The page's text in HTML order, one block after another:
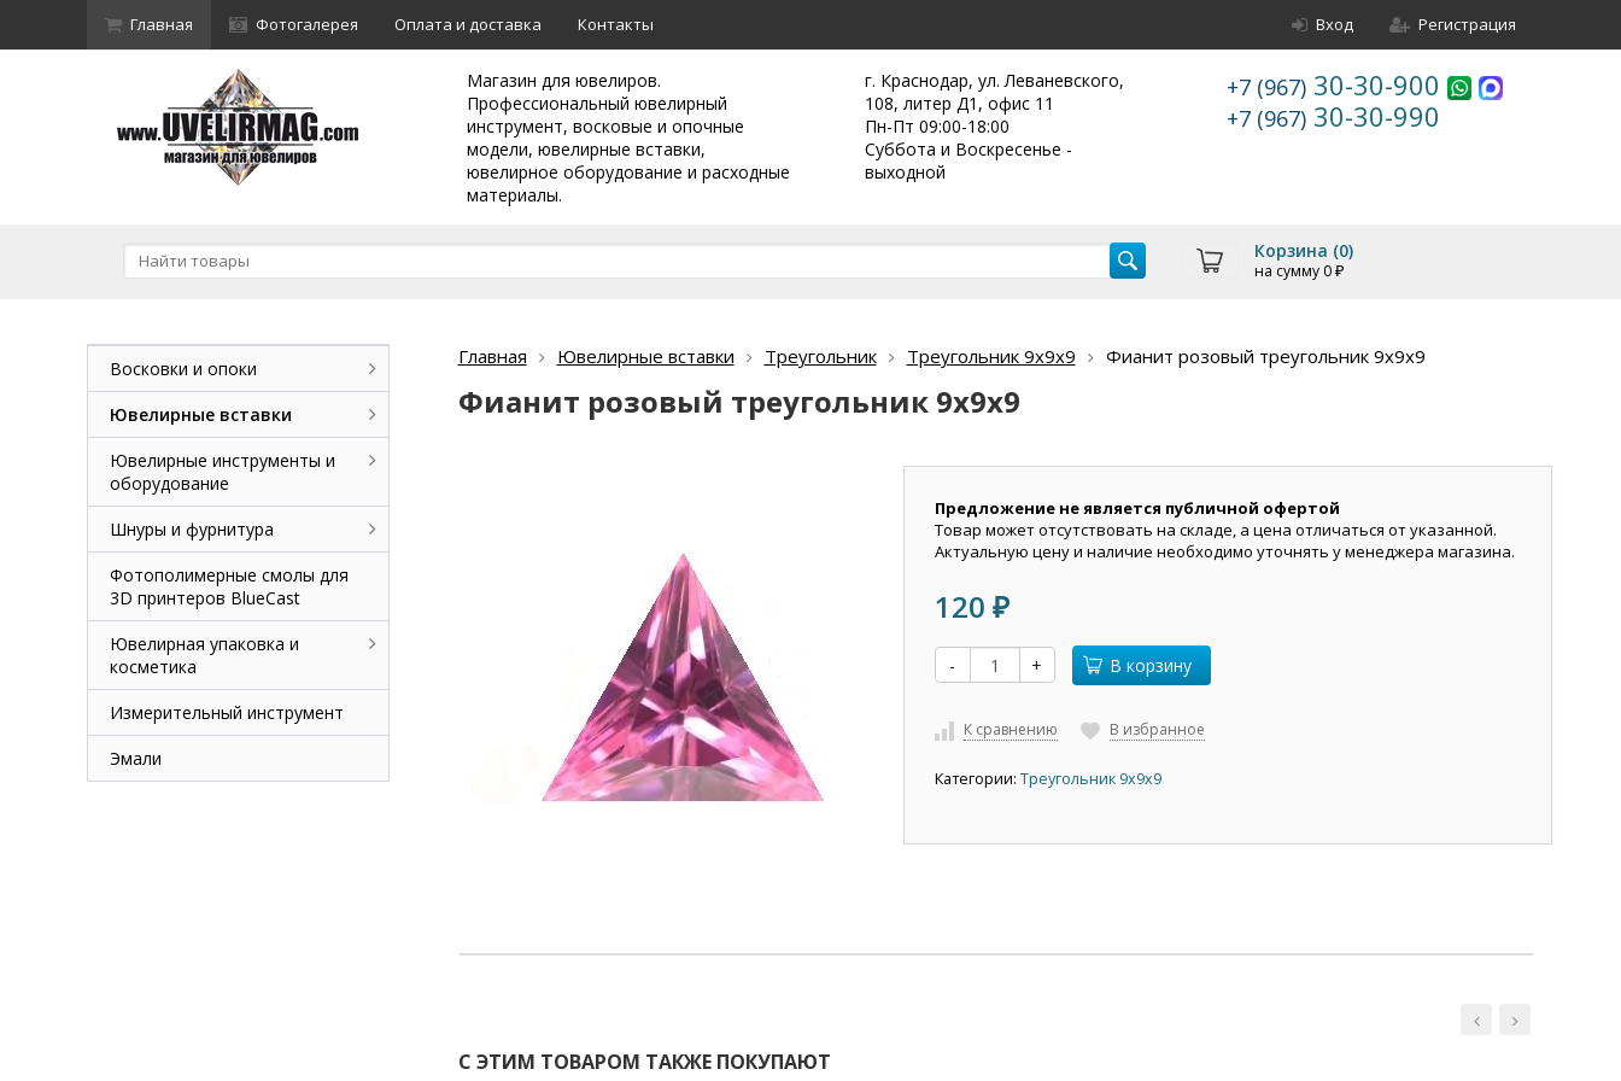
Главная Фотогалерея Оплата и доставка Контакты Вход Регистрация
Магазин для ювелиров.
Профессиональный ювелирный
инструмент, восковые и опочные
модели, ювелирные вставки,
ювелирное оборудование и расходные
материалы.
г. Краснодар, ул. Леваневского,
108, литер Д1, офис 11
Пн-Пт 09:00-18:00
Суббота и Воскресенье -
выходной
+7 (967) 30-30-900
+7 (967) 30-30-990
Корзина (0)
на сумму 0 ₽
Главная Ювелирные вставки Треугольник Треугольник 9х9х9 Фианит розовый треугольник 9х9х9
Фианит розовый треугольник 9х9х9
Предложение не является публичной офертой
Товар может отсутствовать на складе, а цена отличаться от указанной.
Актуальную цену и наличие необходимо уточнять у менеджера магазина.
120 ₽
- + В корзину
К сравнению В избранное
Категории: Треугольник 9х9х9
С ЭТИМ ТОВАРОМ ТАКЖЕ ПОКУПАЮТ
Восковки и опоки
Ювелирные вставки
Ювелирные инструменты и
оборудование
Шнуры и фурнитура
Фотополимерные смолы для
3D принтеров BlueCast
Ювелирная упаковка и
косметика
Измерительный инструмент
Эмали